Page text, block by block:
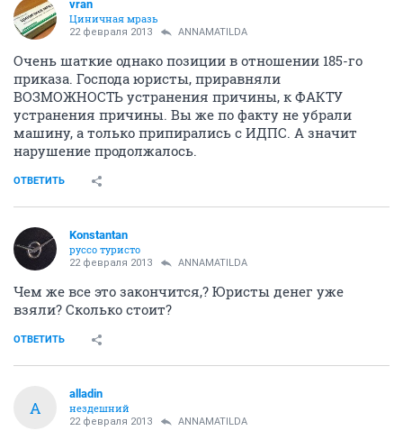
vran
Циничная мразь
22 февраля 2013 ANNAMATILDA
Очень шаткие однако позиции в отношении 185-го
приказа. Господа юристы, приравняли
ВОЗМОЖНОСТЬ устранения причины, к ФАКТУ
устранения причины. Вы же по факту не убрали
машину, а только припирались с ИДПС. А значит
нарушение продолжалось.
ОТВЕТИТЬ
Konstantan
руссо туристо
22 февраля 2013 ANNAMATILDA
Чем же все это закончится,? Юристы денег уже
взяли? Сколько стоит?
ОТВЕТИТЬ
A
alladin
нездешний
22 февраля 2013 ANNAMATILDA